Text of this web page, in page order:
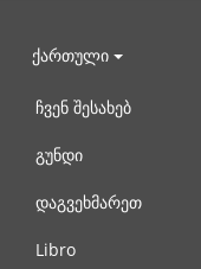
ქართული
ჩვენ შესახებ
გუნდი
დაგვეხმარეთ
Libro